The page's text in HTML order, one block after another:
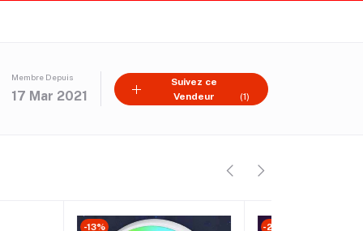
Membre Depuis
17 Mar 2021
Suivez ce
Vendeur
(1)
-20%